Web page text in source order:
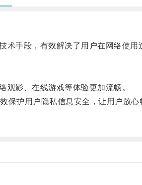
手段，有效解决了用户在网络使用
影、在线游戏等体验更加流畅。
护用户隐私信息安全，让用户放心